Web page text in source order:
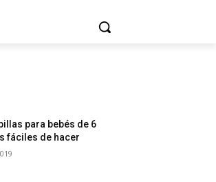
para bebés de 6
fáciles de hacer